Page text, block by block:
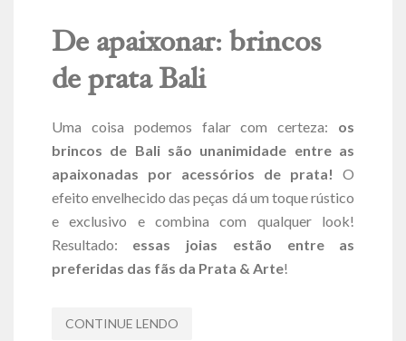
De apaixonar: brincos
de prata Bali
Uma coisa podemos falar com certeza: os
brincos de Bali são unanimidade entre as
apaixonadas por acessórios de prata!
O
efeito envelhecido das peças dá um toque rústico
e exclusivo e combina com qualquer look!
Resultado: essas joias estão entre as
preferidas das fãs da Prata & Arte!
CONTINUE LENDO